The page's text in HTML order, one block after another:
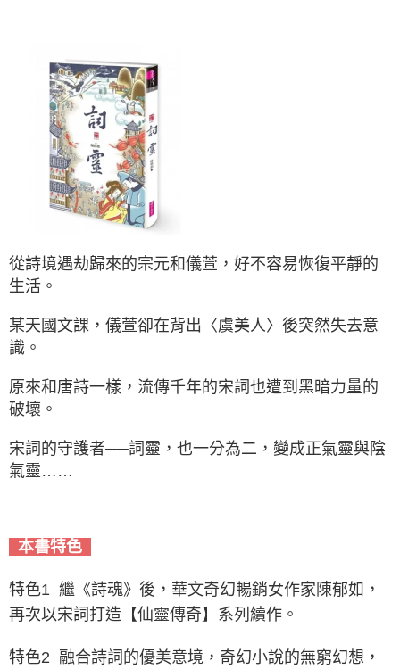
從詩境遇劫歸來的宗元和儀萱，好不容易恢復平靜的
生活。
某天國文課，儀萱卻在背出〈虞美人〉後突然失去意
識。
原來和唐詩一樣，流傳千年的宋詞也遭到黑暗力量的
破壞。
宋詞的守護者──詞靈，也一分為二，變成正氣靈與陰
氣靈……
本書特色
特色1 繼《詩魂》後，華文奇幻暢銷女作家陳郁如，
再次以宋詞打造【仙靈傳奇】系列續作。
特色2 融合詩詞的優美意境，奇幻小說的無窮幻想，